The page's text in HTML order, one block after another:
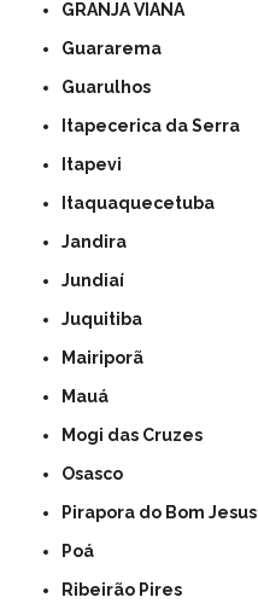
GRANJA VIANA
Guararema
Guarulhos
Itapecerica da Serra
Itapevi
Itaquaquecetuba
Jandira
Jundiaí
Juquitiba
Mairiporã
Mauá
Mogi das Cruzes
Osasco
Pirapora do Bom Jesus
Poá
Ribeirão Pires